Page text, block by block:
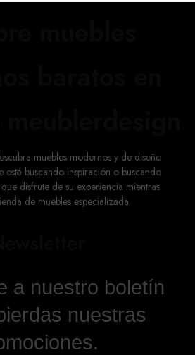
muebles modernos y de diseño
esté buscando inspiración o buscando
disfrute de su experiencia mientras
de muebles especializada.
a nuestro boletín
nuestras